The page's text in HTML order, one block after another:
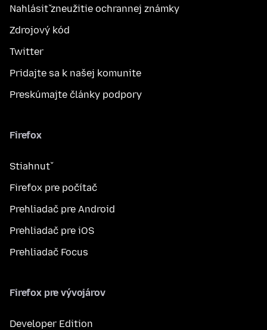
Nahlásiť zneužitie ochrannej známky
Zdrojový kód
Twitter
Pridajte sa k našej komunite
Preskúmajte články podpory
Firefox
Stiahnuť
Firefox pre počítač
Prehliadač pre Android
Prehliadač pre iOS
Prehliadač Focus
Firefox pre vývojárov
Developer Edition